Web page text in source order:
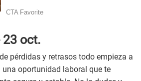
23 oct.
pérdidas y retrasos todo empieza a
oportunidad laboral que te